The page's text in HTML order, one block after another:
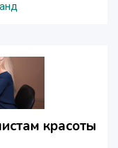
красоты